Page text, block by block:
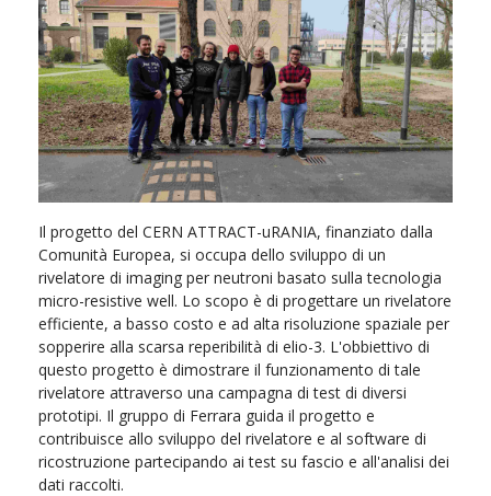
Il progetto del CERN ATTRACT-uRANIA, finanziato dalla
Comunità Europea, si occupa dello sviluppo di un
rivelatore di imaging per neutroni basato sulla tecnologia
micro-resistive well. Lo scopo è di progettare un rivelatore
efficiente, a basso costo e ad alta risoluzione spaziale per
sopperire alla scarsa reperibilità di elio-3. L'obbiettivo di
questo progetto è dimostrare il funzionamento di tale
rivelatore attraverso una campagna di test di diversi
prototipi. Il gruppo di Ferrara guida il progetto e
contribuisce allo sviluppo del rivelatore e al software di
ricostruzione partecipando ai test su fascio e all'analisi dei
dati raccolti.